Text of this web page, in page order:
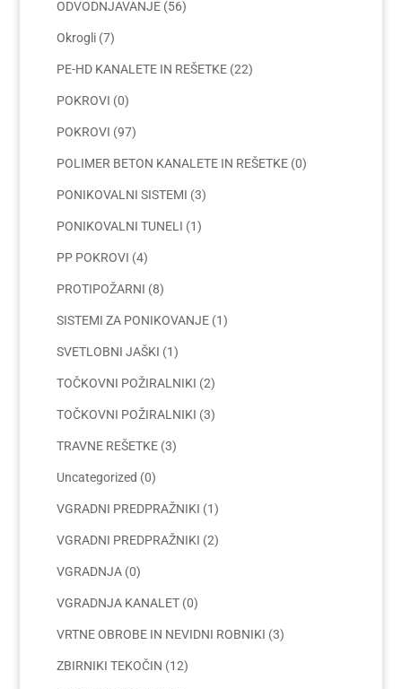
ODVODNJAVANJE (56)
Okrogli (7)
PE-HD KANALETE IN REŠETKE (22)
POKROVI (0)
POKROVI (97)
POLIMER BETON KANALETE IN REŠETKE (0)
PONIKOVALNI SISTEMI (3)
PONIKOVALNI TUNELI (1)
PP POKROVI (4)
PROTIPOŽARNI (8)
SISTEMI ZA PONIKOVANJE (1)
SVETLOBNI JAŠKI (1)
TOČKOVNI POŽIRALNIKI (2)
TOČKOVNI POŽIRALNIKI (3)
TRAVNE REŠETKE (3)
Uncategorized (0)
VGRADNI PREDPRAŽNIKI (1)
VGRADNI PREDPRAŽNIKI (2)
VGRADNJA (0)
VGRADNJA KANALET (0)
VRTNE OBROBE IN NEVIDNI ROBNIKI (3)
ZBIRNIKI TEKOČIN (12)